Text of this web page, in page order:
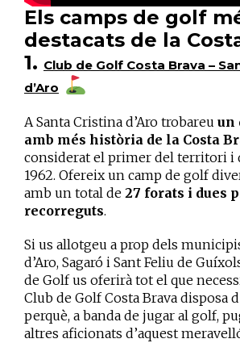
Els camps de golf
destacats de la
1. Club de Golf Costa Brava –
d’Aro
A Santa Cristina d’Aro trobareu un
amb més història de la Costa
considerat el primer del territori i
1962. Ofereix un camp de golf
amb un total de 27 forats i dues
recorreguts.
Si us allotgeu a prop dels
d’Aro, Sagaró i Sant Feliu de
de Golf us oferirà tot el que
Club de Golf Costa Brava disposa
perquè, a banda de jugar al golf,
altres aficionats d’aquest